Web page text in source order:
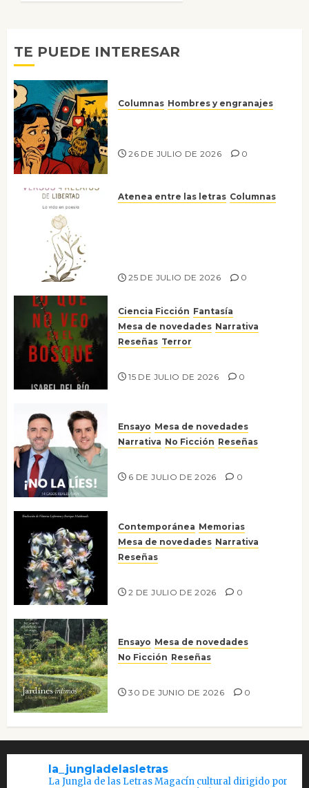
TE PUEDE INTERESAR
Columnas Hombres y engranajes
26 DE JULIO DE 2026 0
Atenea entre las letras Columnas
25 DE JULIO DE 2026 0
Ciencia Ficción Fantasía
Mesa de novedades Narrativa
Reseñas Terror
15 DE JULIO DE 2026 0
Ensayo Mesa de novedades
Narrativa No Ficción Reseñas
6 DE JULIO DE 2026 0
Contemporánea Memorias
Mesa de novedades Narrativa
Reseñas
2 DE JULIO DE 2026 0
Ensayo Mesa de novedades
No Ficción Reseñas
30 DE JUNIO DE 2026 0
la_jungladelasletras
La Jungla de las Letras Magacín cultural dirigido por